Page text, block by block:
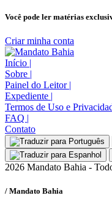
Você pode ler matérias
Criar minha conta
Início |
Sobre |
Painel do Leitor |
Expediente |
Termos de Uso e
FAQ |
Contato
2026 Mandato Bahia -
/ Mandato Bahia